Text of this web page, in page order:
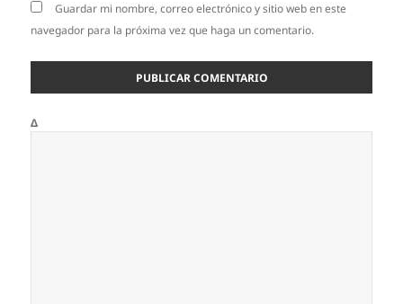
Guardar mi nombre, correo electrónico y sitio web en este
navegador para la próxima vez que haga un comentario.
Δ